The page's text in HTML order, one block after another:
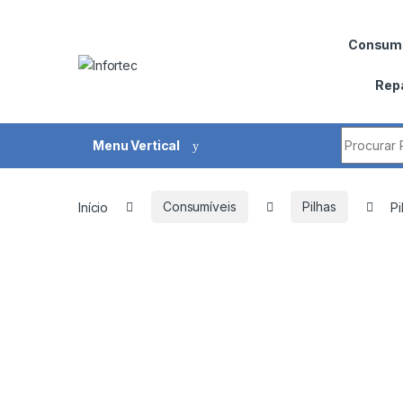
Menu Vertical
Início Consumíveis Pilhas